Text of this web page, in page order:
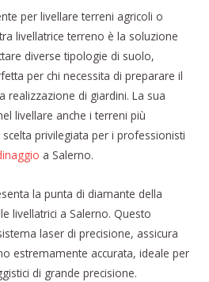
per livellare terreni agricoli o
livellatrice terreno è la soluzione
diverse tipologie di suolo,
per chi necessita di preparare il
realizzazione di giardini. La sua
livellare anche i terreni più
privilegiata per i professionisti
a Salerno.
la punta di diamante della
livellatrici a Salerno. Questo
laser di precisione, assicura
estremamente accurata, ideale per
di grande precisione.